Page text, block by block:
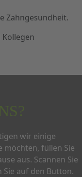
Zahngesundheit.
wir einige
möchten, füllen Sie
aus. Scannen Sie
Sie auf den Button.